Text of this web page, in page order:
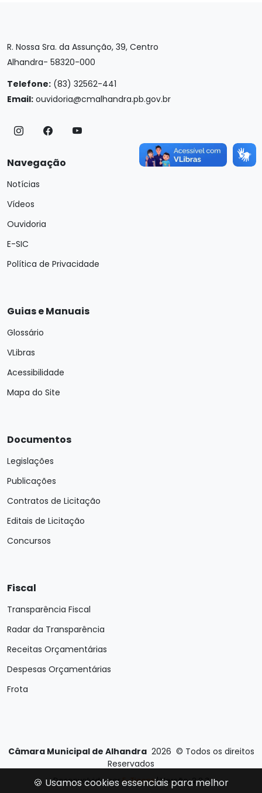
R. Nossa Sra. da Assunção, 39, Centro
Alhandra- 58320-000
Telefone: (83) 32562-441
Email: ouvidoria@cmalhandra.pb.gov.br
Navegação
Notícias
Vídeos
Ouvidoria
E-SIC
Política de Privacidade
Guias e Manuais
Glossário
VLibras
Acessibilidade
Mapa do Site
Documentos
Legislações
Publicações
Contratos de Licitação
Editais de Licitação
Concursos
Fiscal
Transparência Fiscal
Radar da Transparência
Receitas Orçamentárias
Despesas Orçamentárias
Frota
Câmara Municipal de Alhandra 2026 © Todos os direitos
Reservados
Desenvolvido porE-Ticons| Versão: 2.2.3
🍪 Usamos cookies essenciais para melhor